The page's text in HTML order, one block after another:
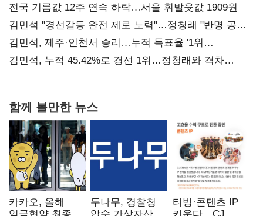
전국 기름값 12주 연속 하락…서울 휘발윳값 1909원
김민석 "경선갈등 완전 제로 노력"…정청래 "반명 공세
사과부터"
김민석, 제주·인천서 승리…누적 득표율 '1위
탈환'(종합)
김민석, 누적 45.42%로 경선 1위…정청래와 격차
함께 볼만한 뉴스
카카오, 올해
두나무, 경찰청
티빙·콘텐츠 IP